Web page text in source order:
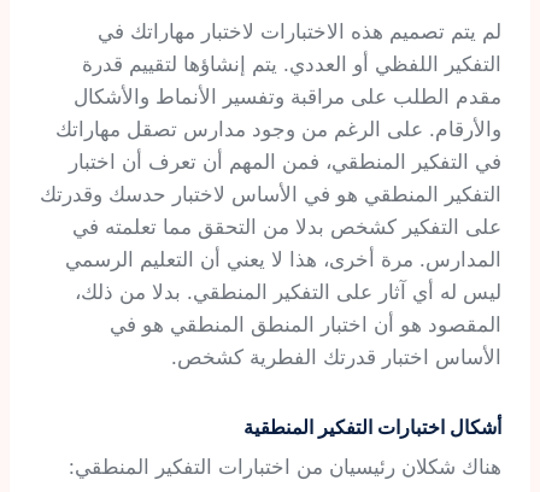
لم يتم تصميم هذه الاختبارات لاختبار مهاراتك في
التفكير اللفظي أو العددي. يتم إنشاؤها لتقييم قدرة
مقدم الطلب على مراقبة وتفسير الأنماط والأشكال
والأرقام. على الرغم من وجود مدارس تصقل مهاراتك
في التفكير المنطقي، فمن المهم أن تعرف أن اختبار
التفكير المنطقي هو في الأساس لاختبار حدسك وقدرتك
على التفكير كشخص بدلا من التحقق مما تعلمته في
المدارس. مرة أخرى، هذا لا يعني أن التعليم الرسمي
ليس له أي آثار على التفكير المنطقي. بدلا من ذلك،
المقصود هو أن اختبار المنطق المنطقي هو في
الأساس اختبار قدرتك الفطرية كشخص.
أشكال اختبارات التفكير المنطقية
هناك شكلان رئيسيان من اختبارات التفكير المنطقي: